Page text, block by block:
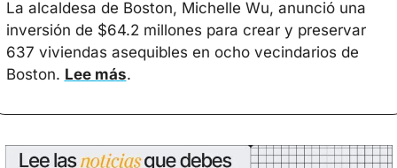
La alcaldesa de Boston, Michelle Wu, anunció una
inversión de $64.2 millones para crear y preservar
637 viviendas asequibles en ocho vecindarios de
Boston. Lee más.